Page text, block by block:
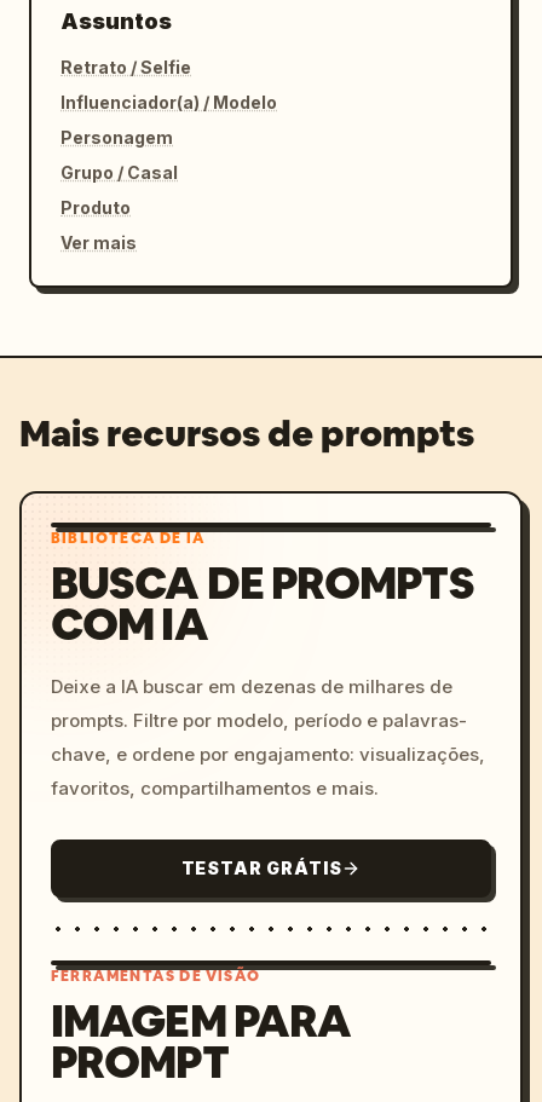
Assuntos
Retrato / Selfie
Influenciador(a) / Modelo
Personagem
Grupo / Casal
Produto
Ver mais
Mais recursos de prompts
BIBLIOTECA DE IA
BUSCA DE PROMPTS
COM IA
Deixe a IA buscar em dezenas de milhares de
prompts. Filtre por modelo, período e palavras-
chave, e ordene por engajamento: visualizações,
favoritos, compartilhamentos e mais.
TESTAR GRÁTIS
FERRAMENTAS DE VISÃO
IMAGEM PARA
PROMPT